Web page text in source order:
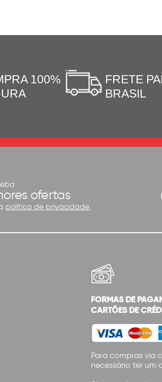
100%
FRETE
BRASIL
ofertas
política de privacidade.
FORMAS DE
CARTÕES DE
Para compras via
necessário ter um